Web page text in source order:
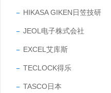
HIKASA GIKEN日笠技研
JEOL电子株式会社
EXCEL艾库斯
TECLOCK得乐
TASCO日本